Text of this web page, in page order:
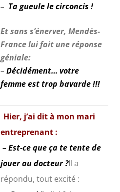
– Ta gueule le circoncis !
Et sans s’énerver, Mendès-
France lui fait une réponse
géniale:
–Décidément… votre
femme est trop bavarde !!!
Hier, j’ai dit à mon mari
entreprenant :
– Est-ce que ça te tente de
jouer au docteur ?Il a
répondu, tout excité :